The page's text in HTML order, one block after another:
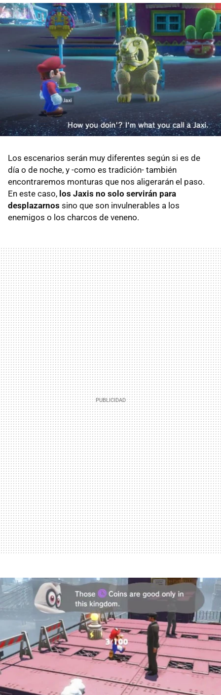
Los escenarios serán muy diferentes según si es de
día o de noche, y -como es tradición- también
encontraremos monturas que nos aligerarán el paso.
En este caso, los Jaxis no solo servirán para
desplazarnos sino que son invulnerables a los
enemigos o los charcos de veneno.